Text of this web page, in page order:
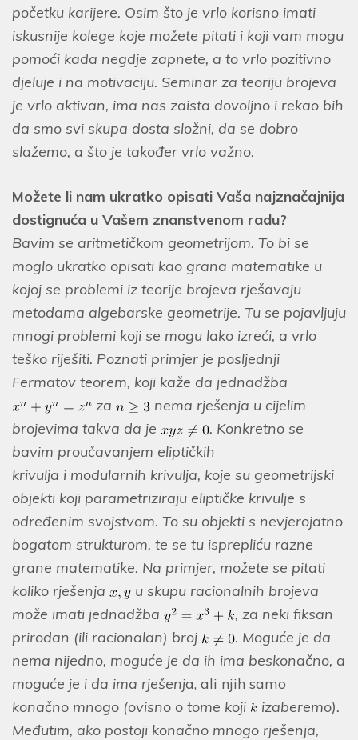
početku karijere. Osim što je vrlo korisno imati
iskusnije kolege koje možete pitati i koji vam mogu
pomoći kada negdje zapnete, a to vrlo pozitivno
djeluje i na motivaciju. Seminar za teoriju brojeva
je vrlo aktivan, ima nas zaista dovoljno i rekao bih
da smo svi skupa dosta složni, da se dobro
slažemo, a što je također vrlo važno.
Možete li nam ukratko opisati Vaša najznačajnija
dostignuća u Vašem znanstvenom radu?
Bavim se aritmetičkom geometrijom. To bi se
moglo ukratko opisati kao grana matematike u
kojoj se problemi iz teorije brojeva rješavaju
metodama algebarske geometrije. Tu se pojavljuju
mnogi problemi koji se mogu lako izreći, a vrlo
teško riješiti. Poznati primjer je posljednji
Fermatov teorem, koji kaže da jednadžba
za
nema rješenja u cijelim
brojevima takva da je
. Konkretno se
bavim proučavanjem eliptičkih
krivulja i modularnih krivulja, koje su geometrijski
objekti koji parametriziraju eliptičke krivulje s
određenim svojstvom. To su objekti s nevjerojatno
bogatom strukturom, te se tu isprepliću razne
grane matematike. Na primjer, možete se pitati
koliko rješenja
u skupu racionalnih brojeva
može imati jednadžba
, za neki fiksan
prirodan (ili racionalan) broj
. Moguće je da
nema nijedno, moguće je da ih ima beskonačno, a
moguće je i da ima rješenja, ali njih samo
konačno mnogo (ovisno o tome koji
izaberemo).
Međutim, ako postoji konačno mnogo rješenja,